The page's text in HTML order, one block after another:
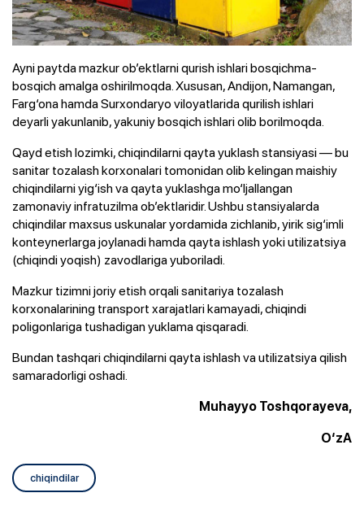
Ayni paytda mazkur ob’ektlarni qurish ishlari bosqichma-
bosqich amalga oshirilmoqda. Xususan, Andijon, Namangan,
Farg‘ona hamda Surxondaryo viloyatlarida qurilish ishlari
deyarli yakunlanib, yakuniy bosqich ishlari olib borilmoqda.
Qayd etish lozimki, chiqindilarni qayta yuklash stansiyasi — bu
sanitar tozalash korxonalari tomonidan olib kelingan maishiy
chiqindilarni yig‘ish va qayta yuklashga mo‘ljallangan
zamonaviy infratuzilma ob’ektlaridir. Ushbu stansiyalarda
chiqindilar maxsus uskunalar yordamida zichlanib, yirik sig‘imli
konteynerlarga joylanadi hamda qayta ishlash yoki utilizatsiya
(chiqindi yoqish) zavodlariga yuboriladi.
Mazkur tizimni joriy etish orqali sanitariya tozalash
korxonalarining transport xarajatlari kamayadi, chiqindi
poligonlariga tushadigan yuklama qisqaradi.
Bundan tashqari chiqindilarni qayta ishlash va utilizatsiya qilish
samaradorligi oshadi.
Muhayyo Toshqorayeva,
O‘zA
chiqindilar